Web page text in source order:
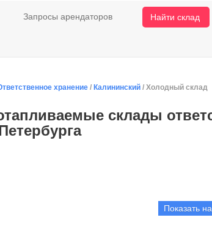
Запросы арендаторов Найти склад
хранение / Калининский / Холодный склад
склады
Показать